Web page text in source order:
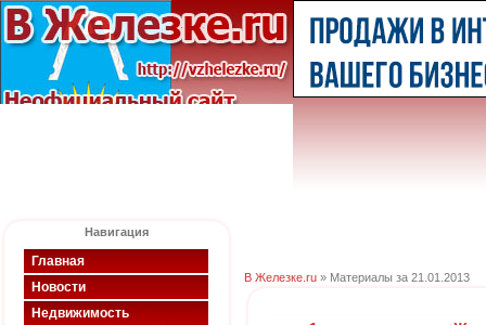
Навигация
Главная
Новости
Недвижимость
В Железке.ru » Материалы за 21.01.2013